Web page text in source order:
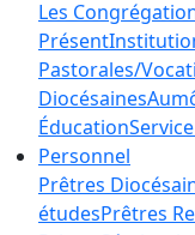
Les
Présent
Pastorales/
Diocésaines
Éducation
Personnel
Prêtres
étudesPrêtres